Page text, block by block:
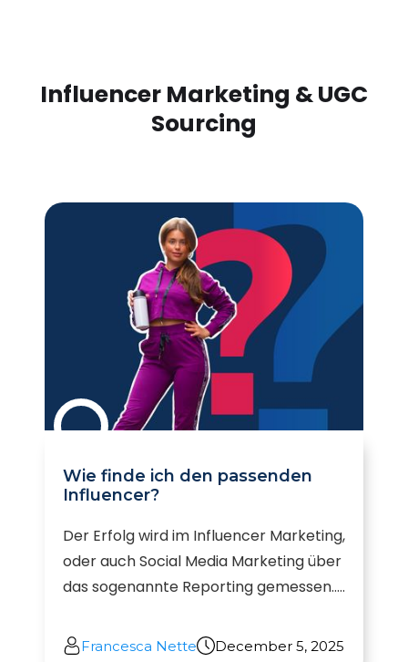
Influencer Marketing & UGC
Sourcing
Wie finde ich den passenden
Influencer?
Der Erfolg wird im Influencer Marketing,
oder auch Social Media Marketing über
das sogenannte Reporting gemessen.....
Francesca Nette December 5, 2025